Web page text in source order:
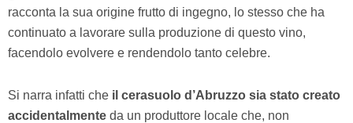
racconta la sua origine frutto di ingegno, lo stesso che ha
continuato a lavorare sulla produzione di questo vino,
facendolo evolvere e rendendolo tanto celebre.
Si narra infatti che il cerasuolo d’Abruzzo sia stato creato
accidentalmente da un produttore locale che, non